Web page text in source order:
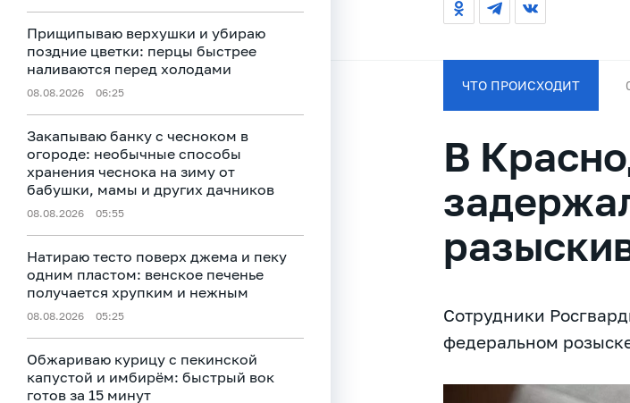
Прищипываю верхушки и убираю
поздние цветки: перцы быстрее
наливаются перед холодами
08.08.2026 06:25
Закапываю банку с чесноком в
огороде: необычные способы
хранения чеснока на зиму от
бабушки, мамы и других дачников
08.08.2026 05:55
Натираю тесто поверх джема и пеку
одним пластом: венское печенье
получается хрупким и нежным
08.08.2026 05:25
Обжариваю курицу с пекинской
капустой и имбирём: быстрый вок
готов за 15 минут
ЧТО ПРОИСХОДИТ
В
Сотрудники
федеральном